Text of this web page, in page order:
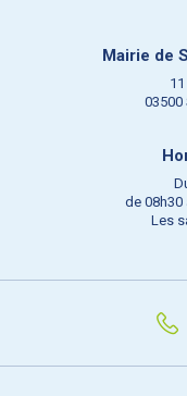
Mairie de
03500
de 08h30
Les